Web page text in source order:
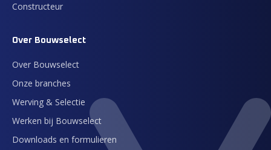
Constructeur
Over Bouwselect
Over Bouwselect
Onze branches
Werving & Selectie
Werken bij Bouwselect
Downloads en formulieren